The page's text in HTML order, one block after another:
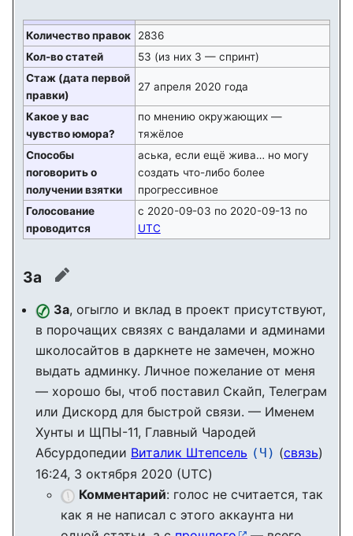
Количество правок
2836
Кол-во статей
53 (из них 3 — спринт)
Стаж (дата первой
правки)
27 апреля 2020 года
Какое у вас
чувство юмора?
по мнению окружающих —
тяжёлое
Способы
поговорить о
получении взятки
аська, если ещё жива… но могу
создать что-либо более
прогрессивное
Голосование
проводится
с 2020-09-03 по 2020-09-13 по
UTC
За
править
За, огыгло и вклад в проект присутствуют,
в порочащих связях с вандалами и админами
школосайтов в даркнете не замечен, можно
выдать админку. Личное пожелание от меня
— хорошо бы, чтоб поставил Скайп, Телеграм
или Дискорд для быстрой связи. — Именем
Хунты и ЩПЫ-11, Главный Чародей
Абсурдопедии Виталик Штепсель (Ч) (связь)
16:24, 3 октября 2020 (UTC)
Комментарий: голос не считается, так
как я не написал с этого аккаунта ни